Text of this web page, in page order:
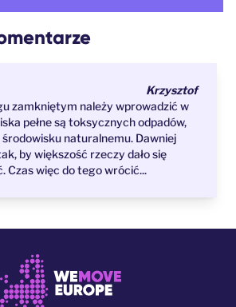
Krzysztof
zamkniętym należy wprowadzić w
pełne są toksycznych odpadów,
naturalnemu. Dawniej
by większość rzeczy dało się
Czas więc do tego wrócić...